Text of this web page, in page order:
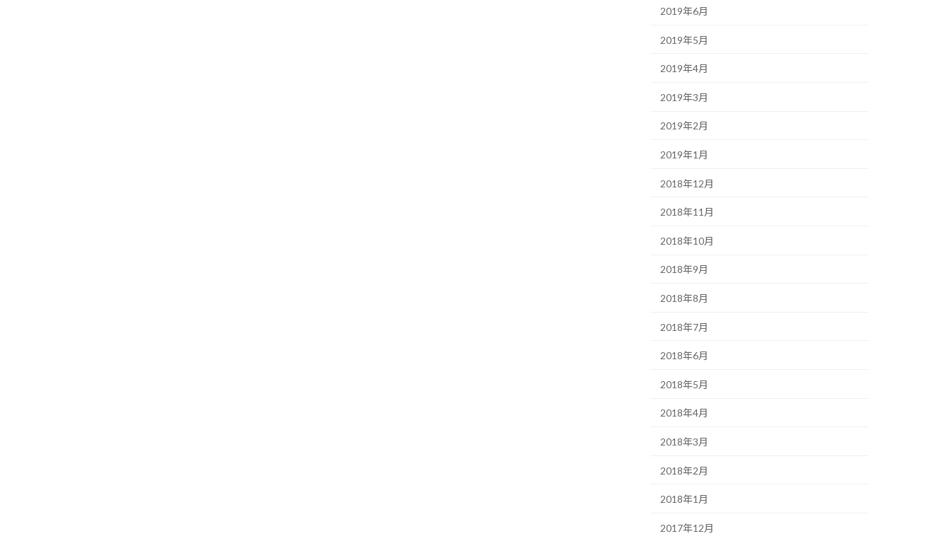
2019年6月
2019年5月
2019年4月
2019年3月
2019年2月
2019年1月
2018年12月
2018年11月
2018年10月
2018年9月
2018年8月
2018年7月
2018年6月
2018年5月
2018年4月
2018年3月
2018年2月
2018年1月
2017年12月